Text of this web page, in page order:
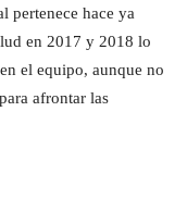
pertenece hace ya
en 2017 y 2018 lo
el equipo, aunque no
afrontar las